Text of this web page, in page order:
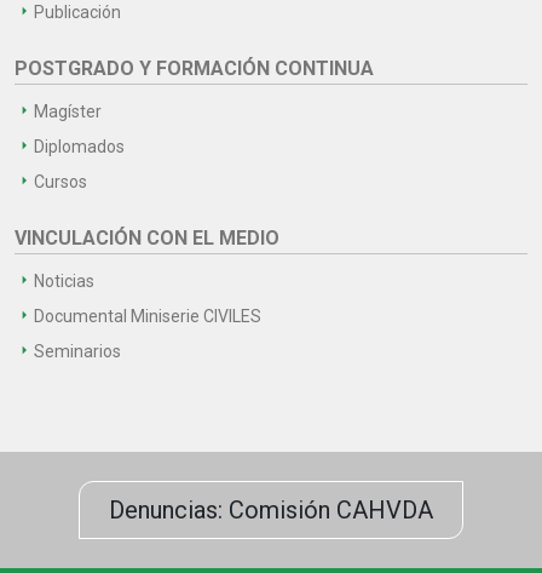
Publicación
POSTGRADO Y FORMACIÓN CONTINUA
Magíster
Diplomados
Cursos
VINCULACIÓN CON EL MEDIO
Noticias
Documental Miniserie CIVILES
Seminarios
Denuncias: Comisión CAHVDA